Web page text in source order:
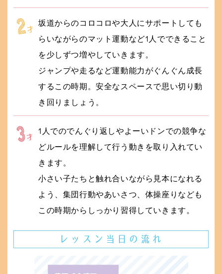
坂道からのコロコロや大人にサポートしても
らいながらのマット運動など1人でできること
を少しずつ増やしていきます。
ジャンプや走るなど運動能力がぐんぐん成長
するこの時期。安全なスペースで思い切り動
き回りましょう。
1人でのでんぐり返しやよーいドンでの競争な
どルールを理解して行う動きを取り入れてい
きます。
小さい子たちと触れ合いながら見本になれる
よう、集団行動やあいさつ、体操座りなども
この時期からしっかり習得していきます。